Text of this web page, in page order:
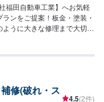
福田自動車工業】へお気軽
ンをご提案！板金・塗装・
うに大きな修理まで大切な
軽にお問い合わせ下さい。
する場合がございます。予
修(破れ・ス
4.5(2件)